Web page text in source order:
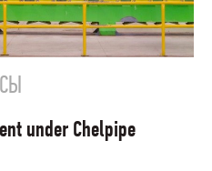
under Chelpipe